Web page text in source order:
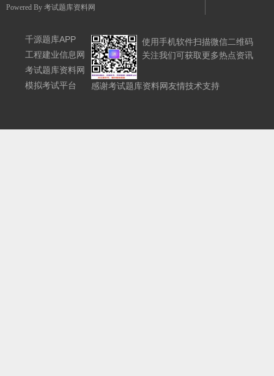
Powered By 考试题库资料网
千源题库APP
工程建业信息网
考试题库资料网
模拟考试平台
使用手机软件扫描微信二维码
关注我们可获取更多热点资讯
感谢考试题库资料网友情技术支持